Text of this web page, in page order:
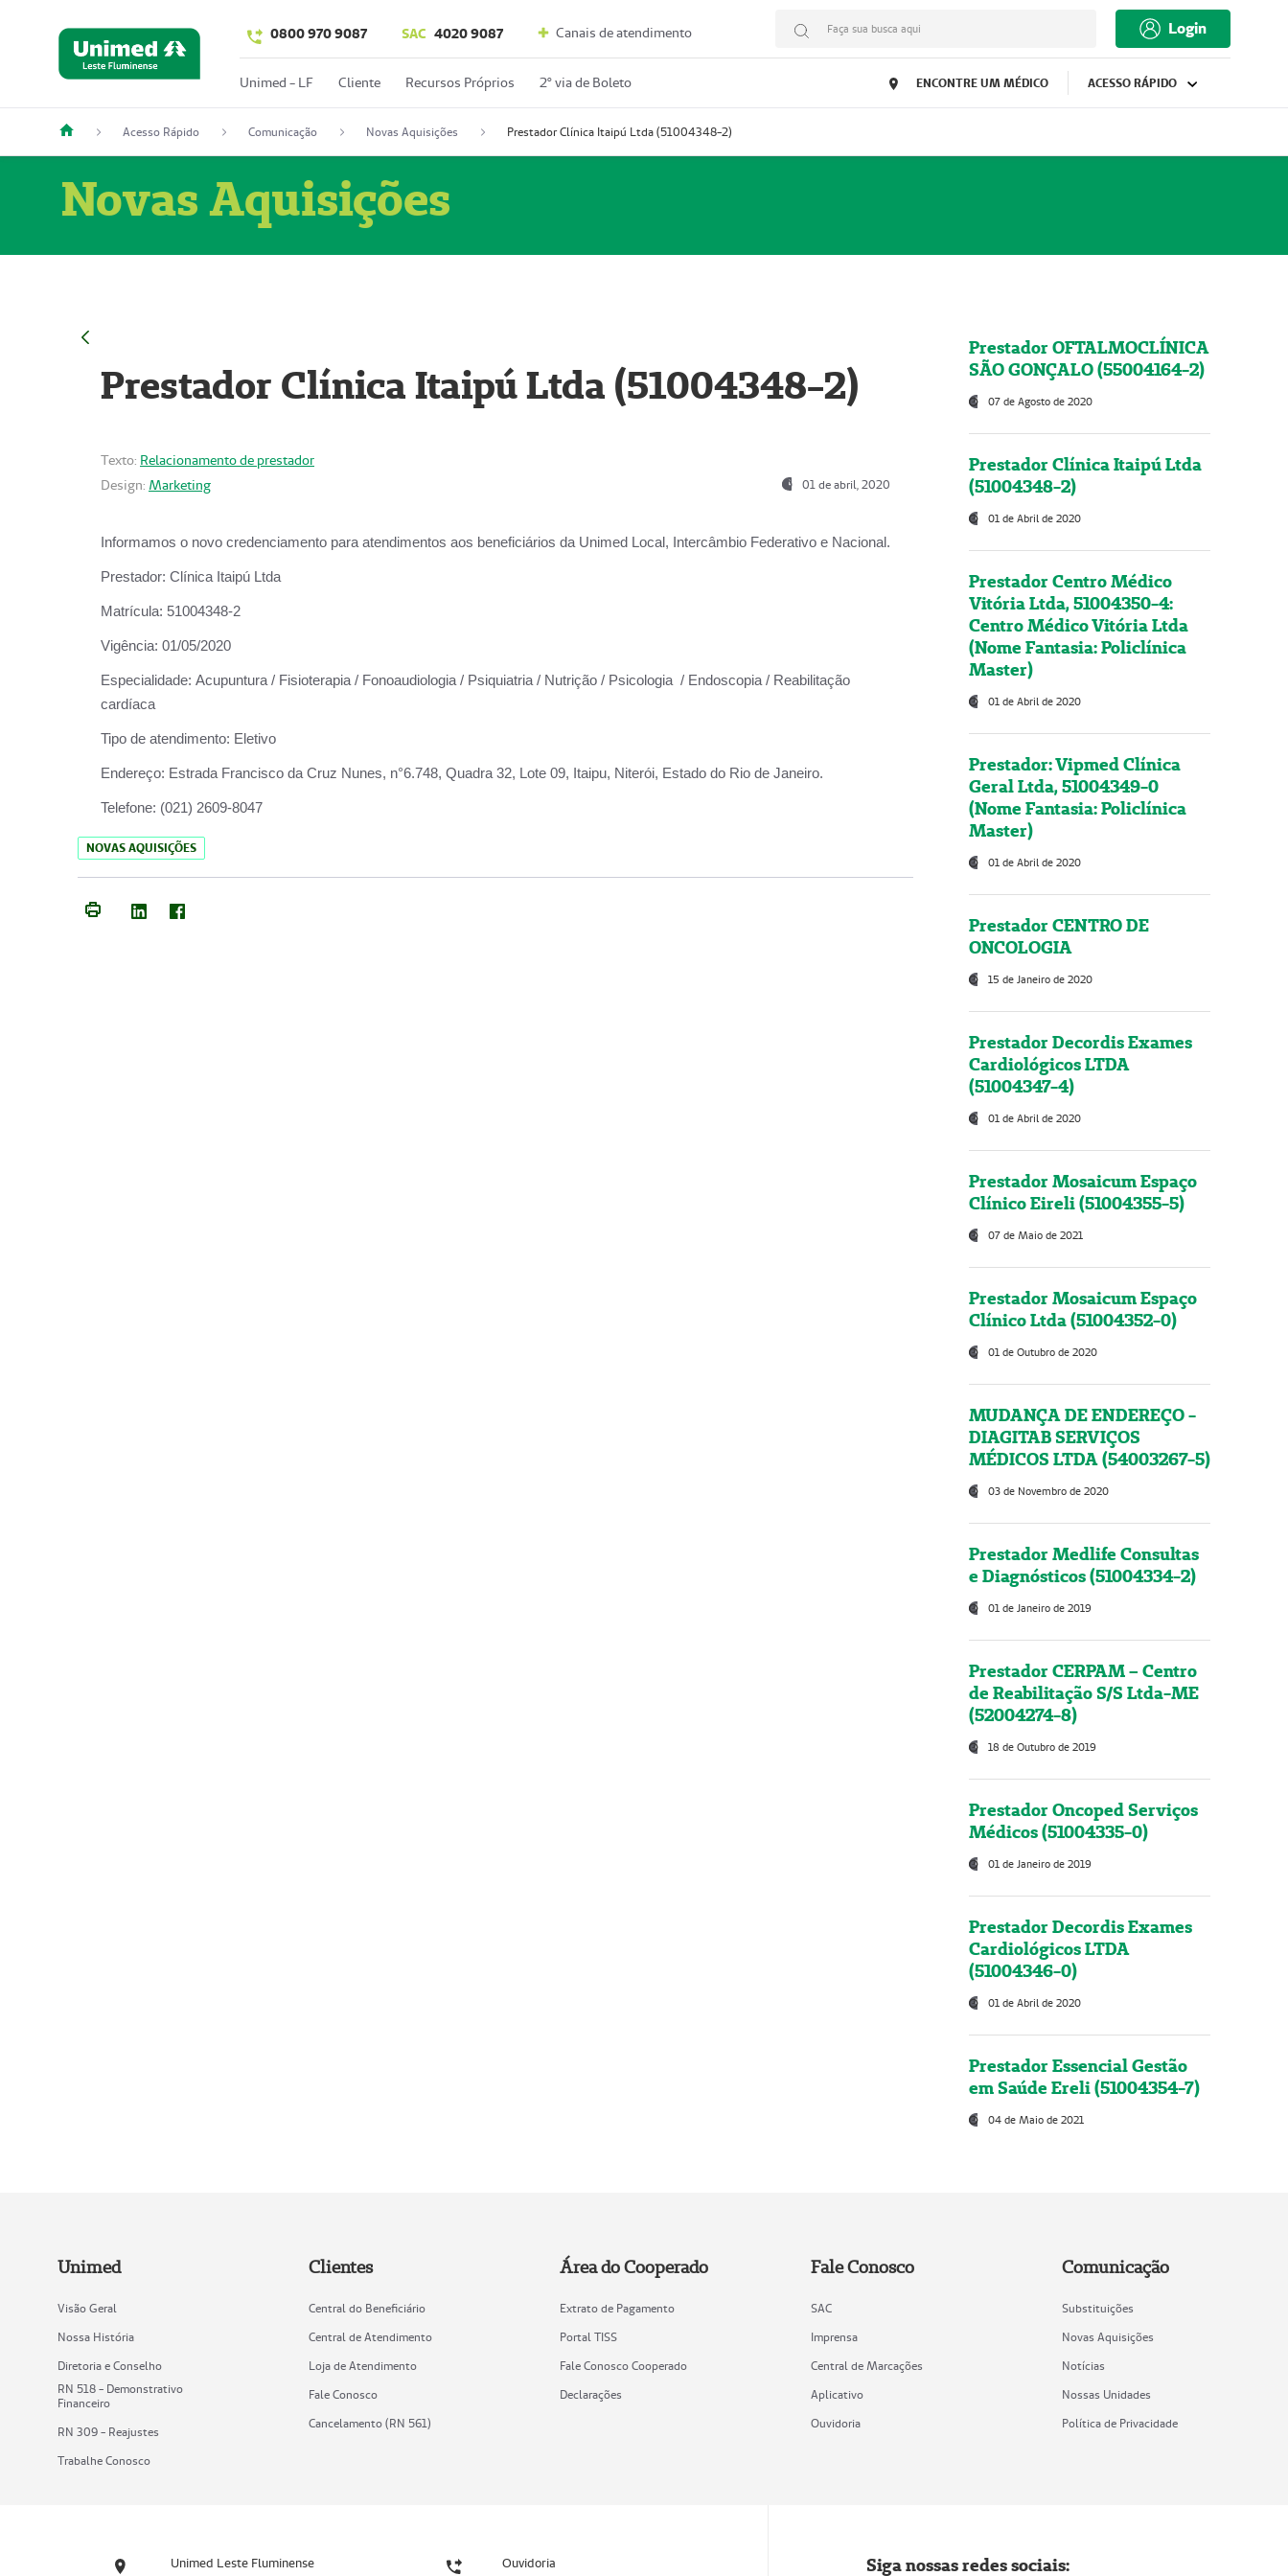
0800 970 9087 SAC 4020 9087 Canais de atendimento Faça sua busca aqui Login
Unimed - LF Cliente Recursos Próprios 2º via de Boleto ENCONTRE UM MÉDICO ACESSO RÁPIDO
Acesso Rápido Comunicação Novas Aquisições Prestador Clínica Itaipú Ltda (51004348-2)
Novas Aquisições
Prestador Clínica Itaipú Ltda (51004348-2)
Texto: Relacionamento de prestador
Design: Marketing 01 de abril, 2020
Informamos o novo credenciamento para atendimentos aos beneficiários da Unimed Local, Intercâmbio Federativo e Nacional.
Prestador: Clínica Itaipú Ltda
Matrícula: 51004348-2
Vigência: 01/05/2020
Especialidade: Acupuntura / Fisioterapia / Fonoaudiologia / Psiquiatria / Nutrição / Psicologia / Endoscopia / Reabilitação
cardíaca
Tipo de atendimento: Eletivo
Endereço: Estrada Francisco da Cruz Nunes, n°6.748, Quadra 32, Lote 09, Itaipu, Niterói, Estado do Rio de Janeiro.
Telefone: (021) 2609-8047
NOVAS AQUISIÇÕES
Prestador OFTALMOCLÍNICA
SÃO GONÇALO (55004164-2)
07 de Agosto de 2020
Prestador Clínica Itaipú Ltda
(51004348-2)
01 de Abril de 2020
Prestador Centro Médico
Vitória Ltda, 51004350-4:
Centro Médico Vitória Ltda
(Nome Fantasia: Policlínica
Master)
01 de Abril de 2020
Prestador: Vipmed Clínica
Geral Ltda, 51004349-0
(Nome Fantasia: Policlínica
Master)
01 de Abril de 2020
Prestador CENTRO DE
ONCOLOGIA
15 de Janeiro de 2020
Prestador Decordis Exames
Cardiológicos LTDA
(51004347-4)
01 de Abril de 2020
Prestador Mosaicum Espaço
Clínico Eireli (51004355-5)
07 de Maio de 2021
Prestador Mosaicum Espaço
Clínico Ltda (51004352-0)
01 de Outubro de 2020
MUDANÇA DE ENDEREÇO -
DIAGITAB SERVIÇOS
MÉDICOS LTDA (54003267-5)
03 de Novembro de 2020
Prestador Medlife Consultas
e Diagnósticos (51004334-2)
01 de Janeiro de 2019
Prestador CERPAM – Centro
de Reabilitação S/S Ltda-ME
(52004274-8)
18 de Outubro de 2019
Prestador Oncoped Serviços
Médicos (51004335-0)
01 de Janeiro de 2019
Prestador Decordis Exames
Cardiológicos LTDA
(51004346-0)
01 de Abril de 2020
Prestador Essencial Gestão
em Saúde Ereli (51004354-7)
04 de Maio de 2021
Unimed
Visão Geral
Nossa História
Diretoria e Conselho
RN 518 - Demonstrativo
Financeiro
RN 309 - Reajustes
Trabalhe Conosco
Clientes
Central do Beneficiário
Central de Atendimento
Loja de Atendimento
Fale Conosco
Cancelamento (RN 561)
Área do Cooperado
Extrato de Pagamento
Portal TISS
Fale Conosco Cooperado
Declarações
Fale Conosco
SAC
Imprensa
Central de Marcações
Aplicativo
Ouvidoria
Comunicação
Substituições
Novas Aquisições
Notícias
Nossas Unidades
Política de Privacidade
Unimed Leste Fluminense Ouvidoria Siga nossas redes sociais: